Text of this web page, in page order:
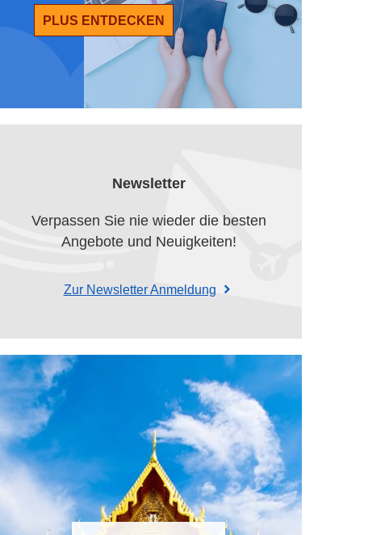
PLUS ENTDECKEN
Newsletter
Verpassen Sie nie wieder die besten
Angebote und Neuigkeiten!
Zur Newsletter Anmeldung